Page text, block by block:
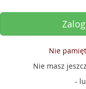
Nie
Nie masz
-